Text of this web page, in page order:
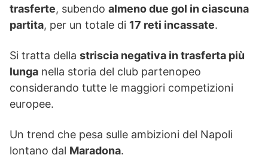
trasferte, subendo almeno due gol in ciascuna
partita, per un totale di 17 reti incassate.
Si tratta della striscia negativa in trasferta più
lunga nella storia del club partenopeo
considerando tutte le maggiori competizioni
europee.
Un trend che pesa sulle ambizioni del Napoli
lontano dal Maradona.